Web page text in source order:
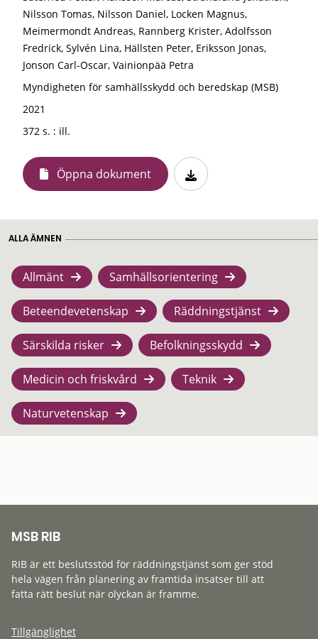
Nilsson Tomas, Nilsson Daniel, Locken Magnus,
Meimermondt Andreas, Rannberg Krister, Adolfsson
Fredrick, Sylvén Lina, Hällsten Peter, Eriksson Jonas,
Jonson Carl-Oscar, Vainionpää Petra
Myndigheten för samhällsskydd och beredskap (MSB)
2021
372 s. : ill.
Öppna dokument
ALLA ÄMNEN
Allmänt Samhällsorientering
Beteendevetenskap Räddningstjänst
Särskilda risker Befolkningsskydd
Medicin och friskvård Teknik
Naturvetenskap
MSB RIB
RIB är ett beslutsstöd för räddningstjänst som ger stöd
hela vägen från planering av framtida insatser till att
fatta rätt beslut när olyckan är framme.
Tillgänglighet